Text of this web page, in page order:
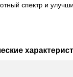
спектр и